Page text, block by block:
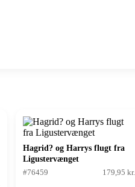
Hagrid? og Harrys flugt fra
Ligustervænget
#76459
179,95 kr.